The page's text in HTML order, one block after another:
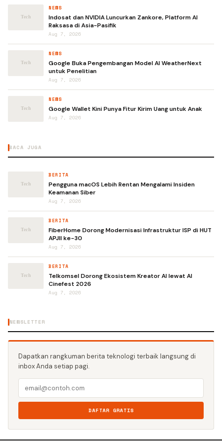
NEWS
Indosat dan NVIDIA Luncurkan Zankore, Platform AI
Raksasa di Asia-Pasifik
Aug 7, 2026
NEWS
Google Buka Pengembangan Model AI WeatherNext
untuk Penelitian
Aug 7, 2026
NEWS
Google Wallet Kini Punya Fitur Kirim Uang untuk Anak
Aug 7, 2026
BACA JUGA
BERITA
Pengguna macOS Lebih Rentan Mengalami Insiden
Keamanan Siber
Aug 7, 2026
BERITA
FiberHome Dorong Modernisasi Infrastruktur ISP di HUT
APJII ke-30
Aug 7, 2026
BERITA
Telkomsel Dorong Ekosistem Kreator AI lewat AI
Cinefest 2026
Aug 7, 2026
NEWSLETTER
Dapatkan rangkuman berita teknologi terbaik langsung di
inbox Anda setiap pagi.
DAFTAR GRATIS